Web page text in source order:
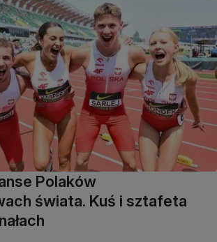
Polaków
świata. Kuś i sztafeta